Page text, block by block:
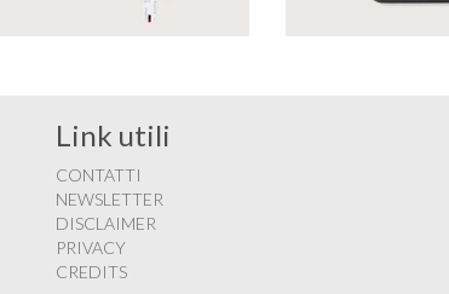
Link utili
CONTATTI
NEWSLETTER
DISCLAIMER
PRIVACY
CREDITS